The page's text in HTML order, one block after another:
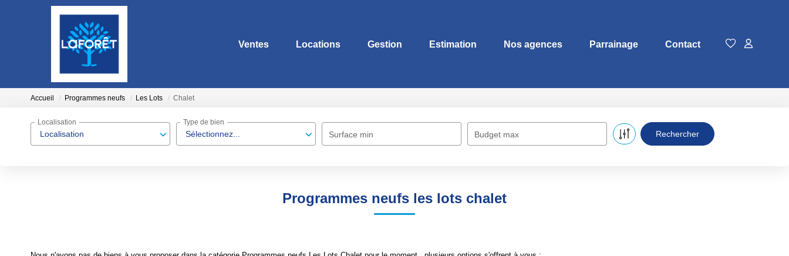
Ventes Locations Gestion Estimation Nos agences Parrainage Contact
Accueil Programmes neufs Les Lots Chalet
Localisation
Localisation
Sélectionnez...
Type de bien
Surface min Budget max
Programmes neufs les lots chalet